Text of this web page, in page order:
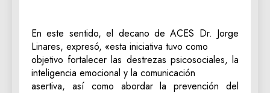
En este sentido, el decano de ACES Dr. Jorge
Linares, expresó, «esta iniciativa tuvo como
objetivo fortalecer las destrezas psicosociales, la
inteligencia emocional y la comunicación
asertiva, así como abordar la prevención del